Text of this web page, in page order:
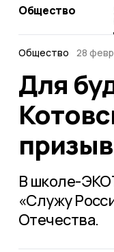
Общество
Общество 28
Для
В школе-
«Служу
Отечества.